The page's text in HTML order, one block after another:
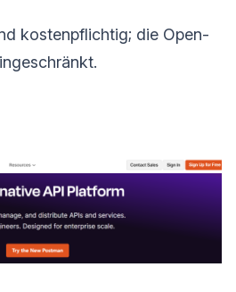
kostenpflichtig; die Open-